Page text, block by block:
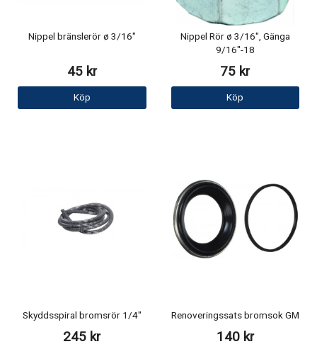
Nippel bränslerör ø 3/16"
45 kr
Köp
Nippel Rör ø 3/16", Gänga
9/16"-18
75 kr
Köp
Skyddsspiral bromsrör 1/4"
245 kr
Renoveringssats bromsok GM
140 kr